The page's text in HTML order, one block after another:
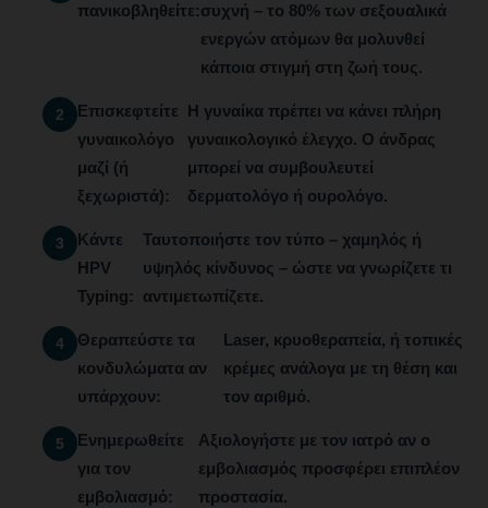
πανικοβληθείτε:συχνή – το 80% των σεξουαλικά
ενεργών ατόμων θα μολυνθεί
κάποια στιγμή στη ζωή τους.
Επισκεφτείτε
γυναικολόγο
μαζί (ή
ξεχωριστά):
Η γυναίκα πρέπει να κάνει πλήρη
γυναικολογικό έλεγχο. Ο άνδρας
μπορεί να συμβουλευτεί
δερματολόγο ή ουρολόγο.
Κάντε
HPV
Typing:
Ταυτοποιήστε τον τύπο – χαμηλός ή
υψηλός κίνδυνος – ώστε να γνωρίζετε τι
αντιμετωπίζετε.
Θεραπεύστε τα
κονδυλώματα αν
υπάρχουν:
Laser, κρυοθεραπεία, ή τοπικές
κρέμες ανάλογα με τη θέση και
τον αριθμό.
Ενημερωθείτε
για τον
εμβολιασμό:
Αξιολογήστε με τον ιατρό αν ο
εμβολιασμός προσφέρει επιπλέον
προστασία.